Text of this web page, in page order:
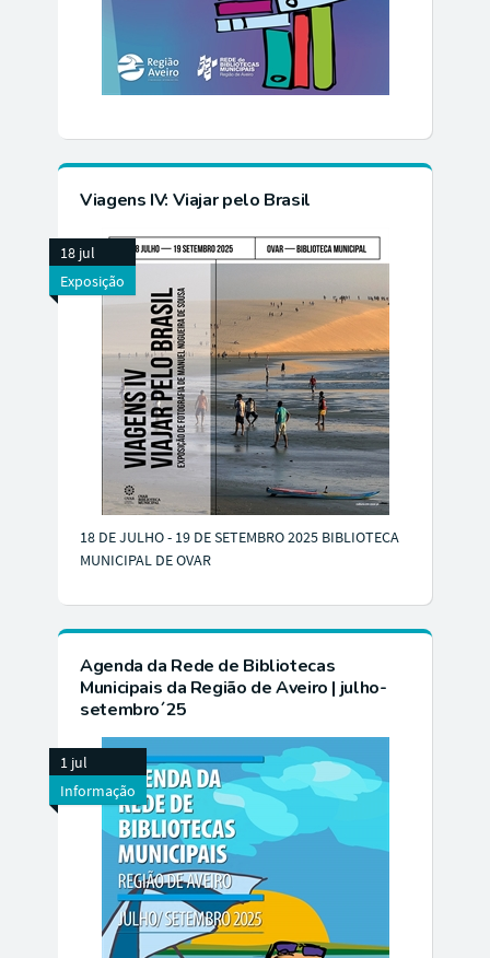
Viagens IV: Viajar pelo Brasil
18 jul
Exposição
18 DE JULHO - 19 DE SETEMBRO 2025 BIBLIOTECA
MUNICIPAL DE OVAR
Agenda da Rede de Bibliotecas
Municipais da Região de Aveiro | julho-
setembro´25
1 jul
Informação